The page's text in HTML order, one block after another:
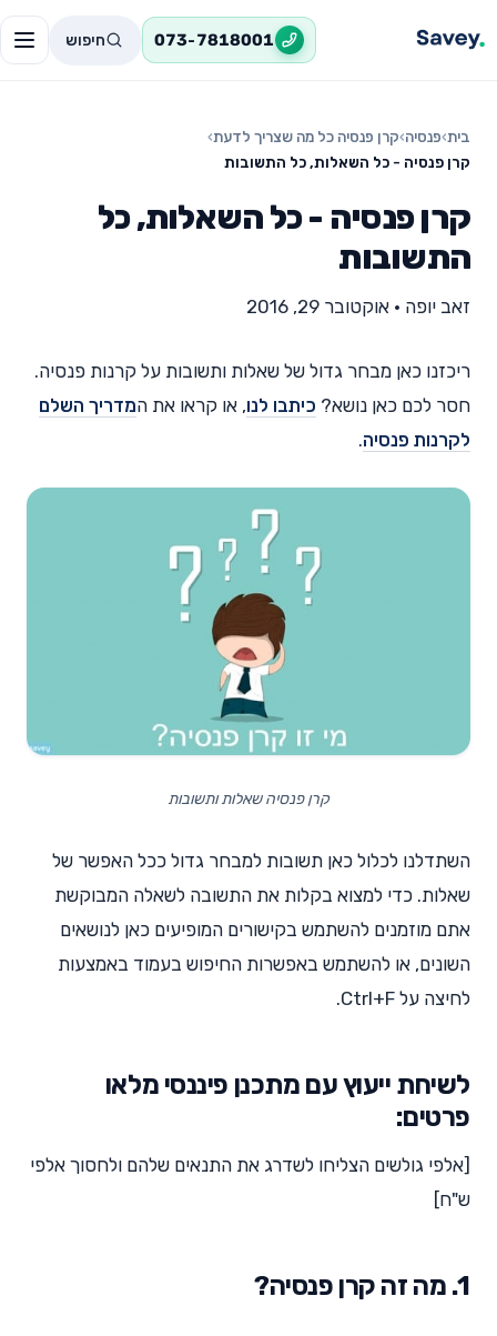
073-7818001 חיפוש
בית›פנסיה›קרן פנסיה כל מה שצריך לדעת›
קרן פנסיה - כל השאלות, כל התשובות
קרן פנסיה - כל השאלות, כל
התשובות
זאב יופה • אוקטובר 29, 2016
ריכזנו כאן מבחר גדול של שאלות ותשובות על קרנות פנסיה.
חסר לכם כאן נושא? כיתבו לנו, או קראו את המדריך השלם
לקרנות פנסיה.
קרן פנסיה שאלות ותשובות
השתדלנו לכלול כאן תשובות למבחר גדול ככל האפשר של
שאלות. כדי למצוא בקלות את התשובה לשאלה המבוקשת
אתם מוזמנים להשתמש בקישורים המופיעים כאן לנושאים
השונים, או להשתמש באפשרות החיפוש בעמוד באמצעות
לחיצה על Ctrl+F.
לשיחת ייעוץ עם מתכנן פיננסי מלאו
פרטים:
[אלפי גולשים הצליחו לשדרג את התנאים שלהם ולחסוך אלפי
ש"ח]
1. מה זה קרן פנסיה?